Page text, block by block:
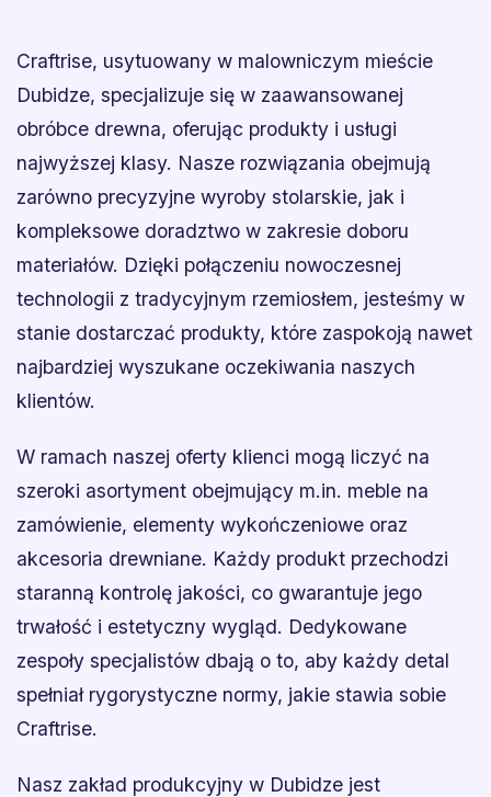
Craftrise, usytuowany w malowniczym mieście
Dubidze, specjalizuje się w zaawansowanej
obróbce drewna, oferując produkty i usługi
najwyższej klasy. Nasze rozwiązania obejmują
zarówno precyzyjne wyroby stolarskie, jak i
kompleksowe doradztwo w zakresie doboru
materiałów. Dzięki połączeniu nowoczesnej
technologii z tradycyjnym rzemiosłem, jesteśmy w
stanie dostarczać produkty, które zaspokoją nawet
najbardziej wyszukane oczekiwania naszych
klientów.
W ramach naszej oferty klienci mogą liczyć na
szeroki asortyment obejmujący m.in. meble na
zamówienie, elementy wykończeniowe oraz
akcesoria drewniane. Każdy produkt przechodzi
staranną kontrolę jakości, co gwarantuje jego
trwałość i estetyczny wygląd. Dedykowane
zespoły specjalistów dbają o to, aby każdy detal
spełniał rygorystyczne normy, jakie stawia sobie
Craftrise.
Nasz zakład produkcyjny w Dubidze jest